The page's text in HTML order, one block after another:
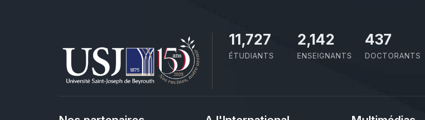
11,727
ÉTUDIANTS
2,142
ENSEIGNANTS
437
DOCTORANTS